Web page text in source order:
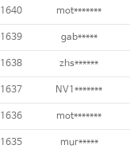
1640 mot*******
1639 gab*****
1638 zhs******
1637 NV1*******
1636 mot*******
1635 mur*****